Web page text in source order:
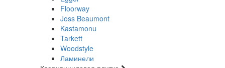
Floorway
Joss Beaumont
Kastamonu
Tarkett
Woodstyle
Ламинели